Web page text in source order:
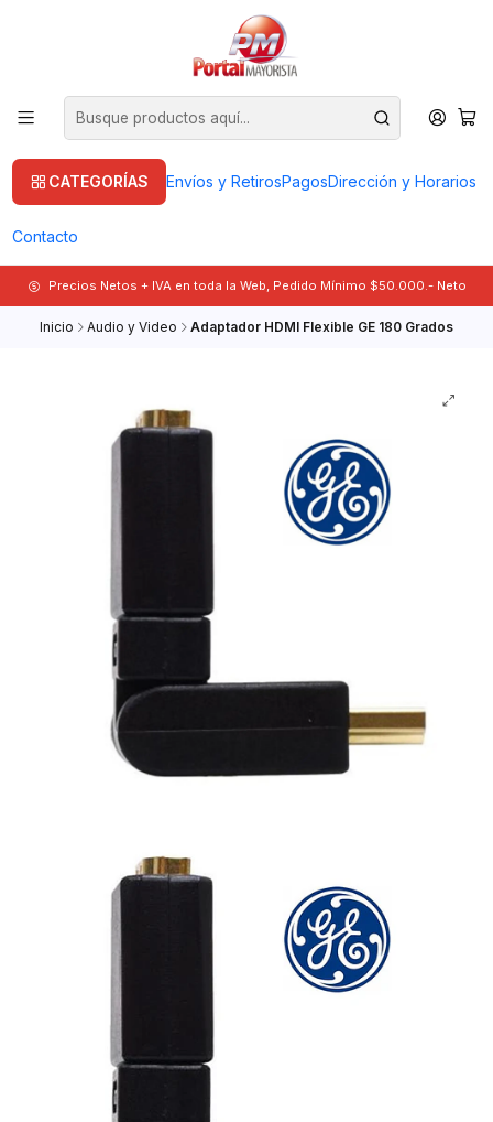
CATEGORÍAS Envíos y RetirosPagosDirección y Horarios
Contacto
Precios Netos + IVA en toda la Web, Pedido Mínimo $50.000.- Neto
Inicio Audio y Video Adaptador HDMI Flexible GE 180 Grados